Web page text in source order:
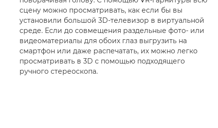
сцену можно просматривать, как если бы вы
установили большой 3D-телевизор в виртуальной
среде. Если до совмещения раздельные фото- или
видеоматериалы для обоих глаз выгрузить на
смартфон или даже распечатать, их можно легко
просматривать в 3D с помощью подходящего
ручного стереоскопа.